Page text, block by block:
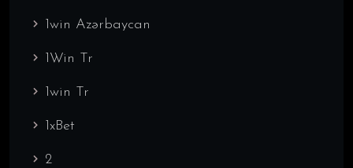
1win Azərbaycan
1Win Tr
1win Tr
1xBet
2